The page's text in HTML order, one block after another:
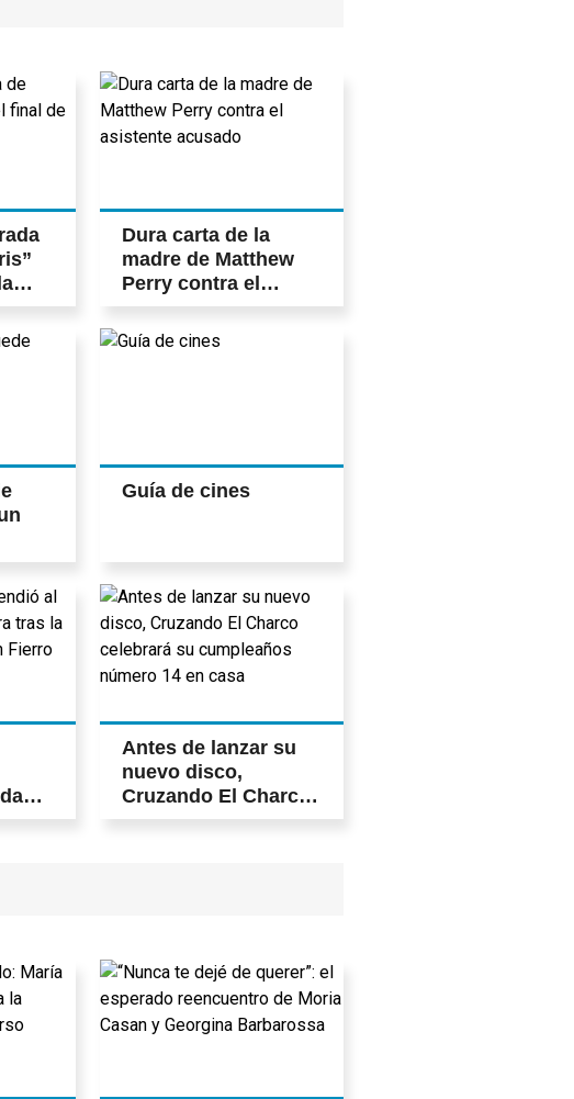
Dura carta de la
madre de Matthew
Perry contra el
asistente acusado
Guía de cines
Antes de lanzar su
nuevo disco,
Cruzando El Charco
celebrará su